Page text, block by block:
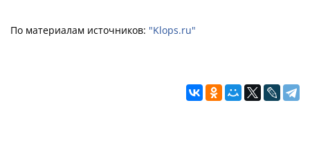
По материалам источников: "Klops.ru"